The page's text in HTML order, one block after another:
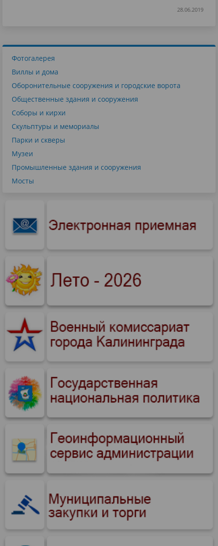
28.06.2019
Фотогалерея
Виллы и дома
Оборонительные сооружения и городские ворота
Общественные здания и сооружения
Соборы и кирхи
Скульптуры и мемориалы
Парки и скверы
Музеи
Промышленные здания и сооружения
Мосты